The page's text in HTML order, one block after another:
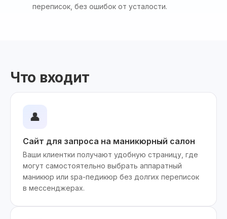
переписок, без ошибок от усталости.
Что входит
👤
Сайт для запроса на маникюрный салон
Ваши клиентки получают удобную страницу, где
могут самостоятельно выбрать аппаратный
маникюр или spa-педикюр без долгих переписок
в мессенджерах.